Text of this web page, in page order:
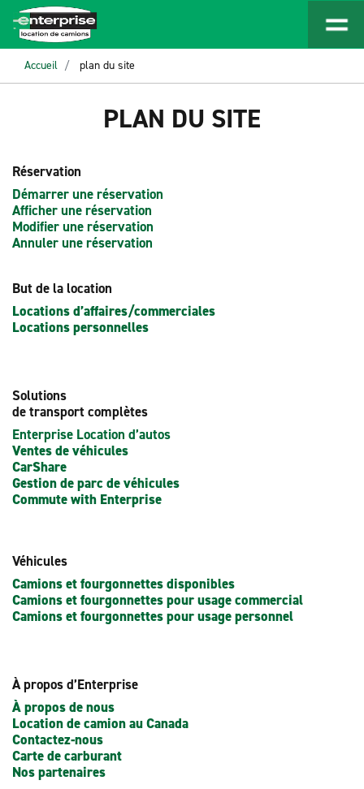
Accueil plan du site
PLAN DU SITE
Réservation
Démarrer une réservation
Afficher une réservation
Modifier une réservation
Annuler une réservation
But de la location
Locations d’affaires/commerciales
Locations personnelles
Solutions
de transport complètes
Enterprise Location d’autos
Ventes de véhicules
CarShare
Gestion de parc de véhicules
Commute with Enterprise
Véhicules
Camions et fourgonnettes disponibles
Camions et fourgonnettes pour usage commercial
Camions et fourgonnettes pour usage personnel
À propos d’Enterprise
À propos de nous
Location de camion au Canada
Contactez-nous
Carte de carburant
Nos partenaires